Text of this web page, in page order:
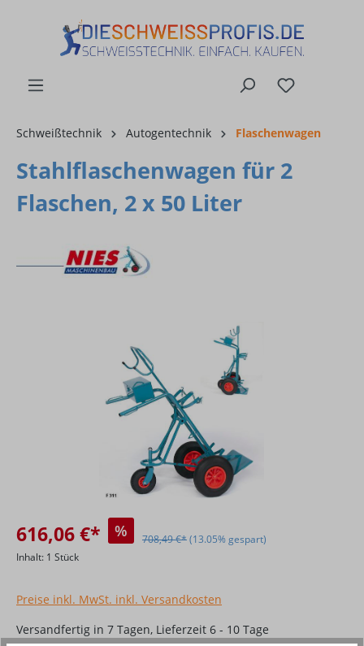
Schweißtechnik Autogentechnik Flaschenwagen
Stahlflaschenwagen für 2
Flaschen, 2 x 50 Liter
616,06 €* % 708,49 €*(13.05% gespart)
Inhalt: 1 Stück
Preise inkl. MwSt. inkl. Versandkosten
Versandfertig in 7 Tagen, Lieferzeit 6 - 10 Tage